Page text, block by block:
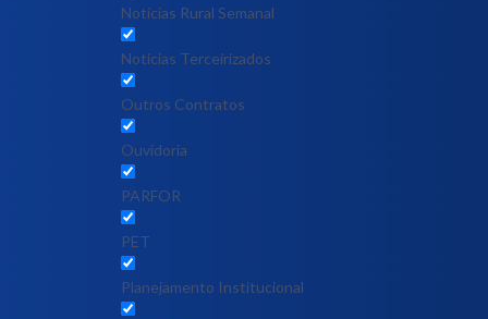
Notícias Rural Semanal
Notícias Terceirizados
Outros Contratos
Ouvidoria
PARFOR
PET
Planejamento Institucional